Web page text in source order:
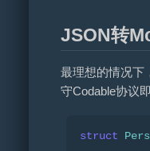
JSON转
最理想的情况下
守Codable协议即
struct